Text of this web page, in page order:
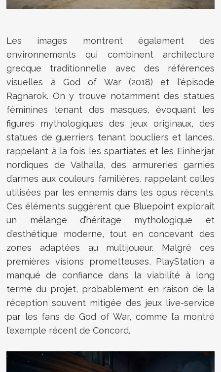
Les images montrent également des
environnements qui combinent architecture
grecque traditionnelle avec des références
visuelles à God of War (2018) et l'épisode
Ragnarok. On y trouve notamment des statues
féminines tenant des masques, évoquant les
figures mythologiques des jeux originaux, des
statues de guerriers tenant boucliers et lances,
rappelant à la fois les spartiates et les Einherjar
nordiques de Valhalla, des armureries garnies
d’armes aux couleurs familières, rappelant celles
utilisées par les ennemis dans les opus récents.
Ces éléments suggèrent que Bluepoint explorait
un mélange d’héritage mythologique et
d’esthétique moderne, tout en concevant des
zones adaptées au multijoueur. Malgré ces
premières visions prometteuses, PlayStation a
manqué de confiance dans la viabilité à long
terme du projet, probablement en raison de la
réception souvent mitigée des jeux live-service
par les fans de God of War, comme l’a montré
l’exemple récent de Concord.